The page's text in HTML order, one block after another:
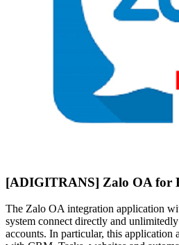
[ADIGITRANS] Zalo OA for
The Zalo OA integration application
system connect directly and
accounts. In particular, this application